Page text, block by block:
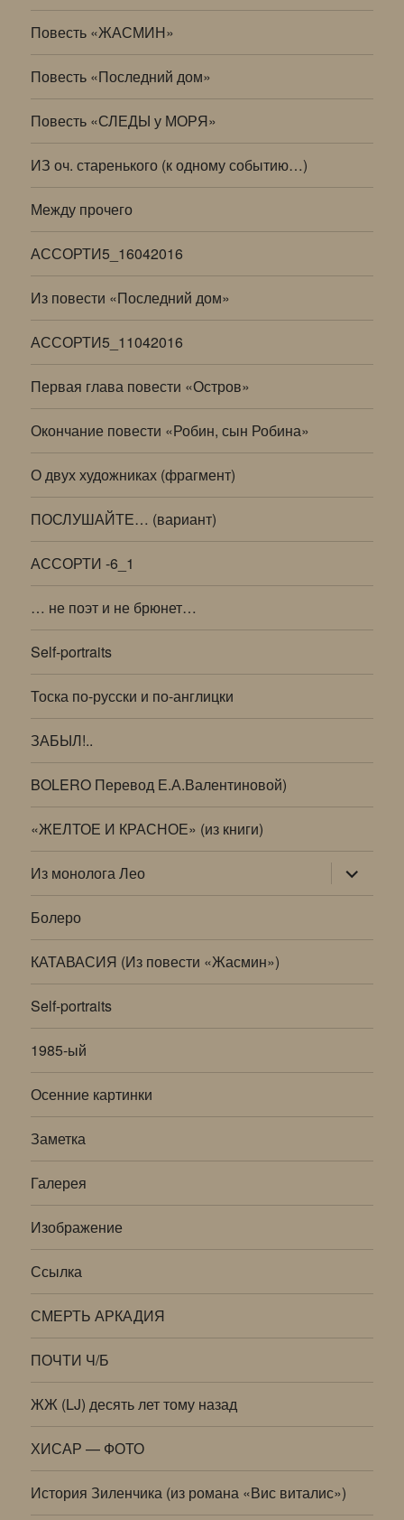
Повесть «ЖАСМИН»
Повесть «Последний дом»
Повесть «СЛЕДЫ у МОРЯ»
ИЗ оч. старенького (к одному событию…)
Между прочего
АССОРТИ5_16042016
Из повести «Последний дом»
АССОРТИ5_11042016
Первая глава повести «Остров»
Окончание повести «Робин, сын Робина»
О двух художниках (фрагмент)
ПОСЛУШАЙТЕ… (вариант)
АССОРТИ -6_1
… не поэт и не брюнет…
Self-portraits
Тоска по-русски и по-англицки
ЗАБЫЛ!..
BOLERO Перевод Е.А.Валентиновой)
«ЖЕЛТОЕ И КРАСНОЕ» (из книги)
Из монолога Лео раскрыть
дочернее
меню
Болеро
КАТАВАСИЯ (Из повести «Жасмин»)
Self-portraits
1985-ый
Осенние картинки
Заметка
Галерея
Изображение
Ссылка
СМЕРТЬ АРКАДИЯ
ПОЧТИ Ч/Б
ЖЖ (LJ) десять лет тому назад
ХИСАР — ФОТО
История Зиленчика (из романа «Вис виталис»)